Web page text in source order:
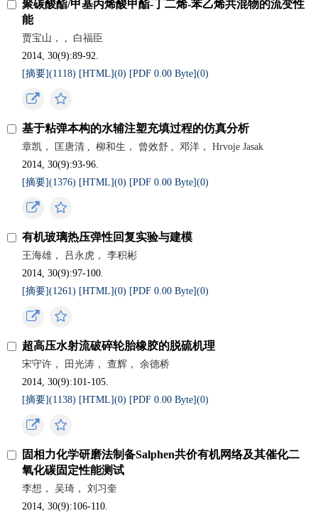
聚碳酸酯/甲基丙烯酸甲酯-丁二烯-苯乙烯共混物的流变性
能
贾宝山， ,
白福臣
2014, 30(9):89-92.
[摘要](1118) [HTML](0) [PDF 0.00 Byte](0)
基于粘弹本构的水辅注塑充填过程的仿真分析
章凯， 匡唐清 , 柳和生， 曾效舒 ,
邓洋， Hrvoje Jasak
2014, 30(9):93-96.
[摘要](1376) [HTML](0) [PDF 0.00 Byte](0)
有机玻璃热压弹性回复实验与建模
王海雄， 吕永虎， 李积彬
2014, 30(9):97-100.
[摘要](1261) [HTML](0) [PDF 0.00 Byte](0)
超高压水射流破碎轮胎橡胶的脱硫机理
宋守许， 田光涛， 查辉， 余德桥
2014, 30(9):101-105.
[摘要](1138) [HTML](0) [PDF 0.00 Byte](0)
固相力化学研磨法制备Salphen共价有机网络及其催化二
氧化碳固定性能测试
李想， 吴琦， 刘习奎
2014, 30(9):106-110.